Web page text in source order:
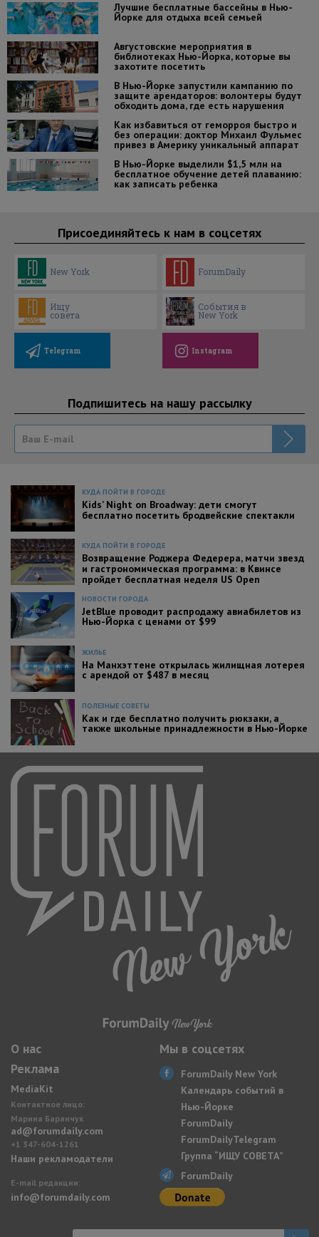
Лучшие бесплатные бассейны в Нью-
Йорке для отдыха всей семьей
Августовские мероприятия в
библиотеках Нью-Йорка, которые вы
захотите посетить
В Нью-Йорке запустили кампанию по
защите арендаторов: волонтеры будут
обходить дома, где есть нарушения
Как избавиться от геморроя быстро и
без операции: доктор Михаил Фульмес
привез в Америку уникальный аппарат
В Нью-Йорке выделили $1,5 млн на
бесплатное обучение детей плаванию:
как записать ребенка
Присоединяйтесь к нам в соцсетях
New York ForumDaily
Ищу
совета
События в
New York
Telegram Instagram
Подпишитесь на нашу рассылку
КУДА ПОЙТИ В ГОРОДЕ
Kids’ Night on Broadway: дети смогут
бесплатно посетить бродвейские спектакли
КУДА ПОЙТИ В ГОРОДЕ
Возвращение Роджера Федерера, матчи звезд
и гастрономическая программа: в Квинсе
пройдет бесплатная неделя US Open
ЖИЛЬЕ
На Манхэттене открылась жилищная лотерея
с арендой от $487 в месяц
НОВОСТИ ГОРОДА
JetBlue проводит распродажу авиабилетов из
Нью-Йорка с ценами от $99
ПОЛЕЗНЫЕ СОВЕТЫ
Как и где бесплатно получить рюкзаки, а
также школьные принадлежности в Нью-Йорке
О нас
Реклама
MediaKit
Контактное лицо:
Марина Баранчук
ad@forumdaily.com
+1 347-604-1261
Наши рекламодатели
E-mail редакции:
info@forumdaily.com
Мы в соцсетях
ForumDaily New York
Календарь событий в
Нью-Йорке
ForumDaily
ForumDailyTelegram
Группа “ИЩУ СОВЕТА”
ForumDaily